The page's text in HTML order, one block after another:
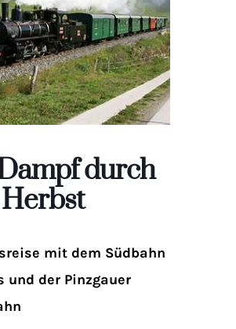
durch
mit dem Südbahn
und der Pinzgauer